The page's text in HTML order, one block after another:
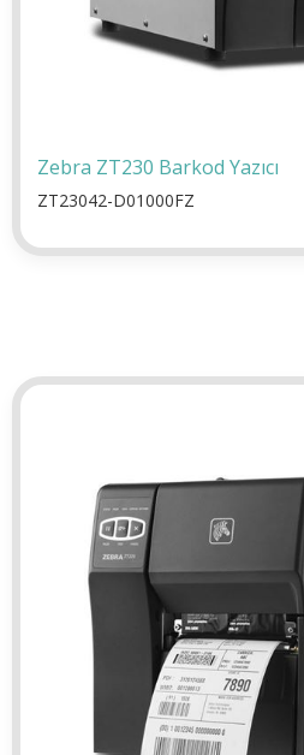
Zebra ZT230 Barkod Yazıcı
ZT23042-D01000FZ